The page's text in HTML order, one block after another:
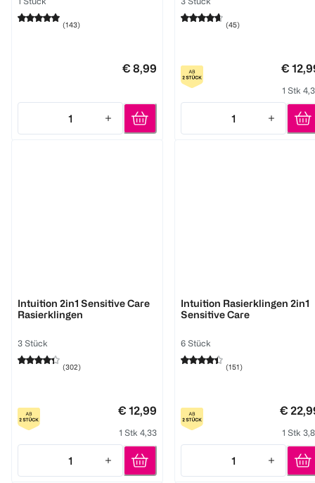
(143)
€ 8,99
1
Quantity: 1
(45)
€
1 Stk
1
Quantity: 1
Intuition 2in1 Sensitive Care
Rasierklingen
3 Stück
(302)
€ 12,99
1 Stk 4,33
1
Quantity: 1
Intuition Rasierklingen 2in1
Sensitive Care
6 Stück
(151)
€
1 Stk
1
Quantity: 1